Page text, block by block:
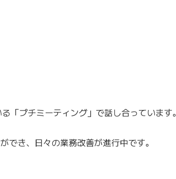
「プチミーティング」で話し合っています。
き、日々の業務改善が進行中です。